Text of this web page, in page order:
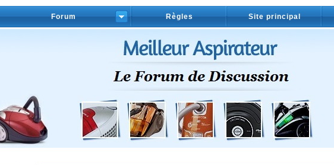
Forum Règles Site principal